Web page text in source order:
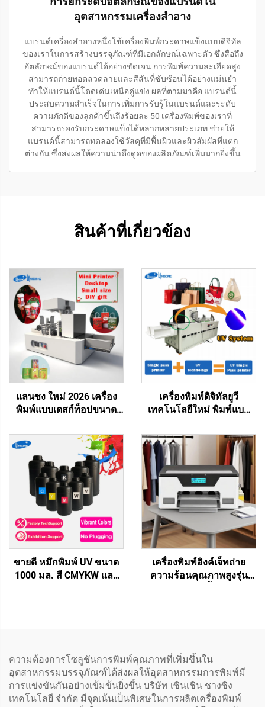
อุตสาหกรรมเครื่องสำอาง
แบรนด์เครื่องสำอางหนึ่งใช้เครื่องพิมพ์กระดาษแข็งแบบดิจิทัล
ของเราในการสร้างบรรจุภัณฑ์ที่มีเอกลักษณ์เฉพาะตัว ซึ่งสื่อถึง
อัตลักษณ์ของแบรนด์ได้อย่างชัดเจน การพิมพ์ความละเอียดสูง
สามารถถ่ายทอดลวดลายและสีสันที่ซับซ้อนได้อย่างแม่นยำ
ทำให้แบรนด์นี้โดดเด่นเหนือคู่แข่ง ผลที่ตามมาคือ แบรนด์นี้
ประสบความสำเร็จในการเพิ่มการรับรู้ในแบรนด์และระดับ
ความภักดีของลูกค้าขึ้นถึงร้อยละ 50 เครื่องพิมพ์ของเราที่
สามารถรองรับกระดาษแข็งได้หลากหลายประเภท ช่วยให้
แบรนด์นี้สามารถทดลองใช้วัสดุที่มีพื้นผิวและผิวสัมผัสที่แตก
ต่างกัน ซึ่งส่งผลให้ความน่าดึงดูดของผลิตภัณฑ์เพิ่มมากยิ่งขึ้น
สินค้าที่เกี่ยวข้อง
แลนซง ใหม่ 2026 เครื่อง
พิมพ์แบบเดสก์ท็อปขนาด
Single Pass ของขวัญ
คริสต์มาสทำเอง ถุงกระดาษ
แก้วกาแฟ การ์ดอวยพร
เครื่องพิมพ์ดิจิทัลยูวี
เทคโนโลยีใหม่ พิมพ์แบบ
ขวัญ กล่องพลาสติก
กระดาษอาร์ต โบรชัวร์
นิตยสาร การพิมพ์แบบหนึ่ง
ผ่าน
ขายดี หมึกพิมพ์ UV ขนาด
1000 มล. สี CMYKW และ
เครื่องพิมพ์อิงค์เจ็ทถ่าย
ความร้อนคุณภาพสูงรุ่น
ความต้องการโซลูชันการพิมพ์คุณภาพที่เพิ่มขึ้นใน
อุตสาหกรรมบรรจุภัณฑ์ได้ส่งผลให้อุตสาหกรรมการพิมพ์มี
การแข่งขันกันอย่างเข้มข้นยิ่งขึ้น บริษัท เซินเชิน ชางซิง
เทคโนโลยี จำกัด มีจุดเน้นเป็นพิเศษในการผลิตเครื่องพิมพ์